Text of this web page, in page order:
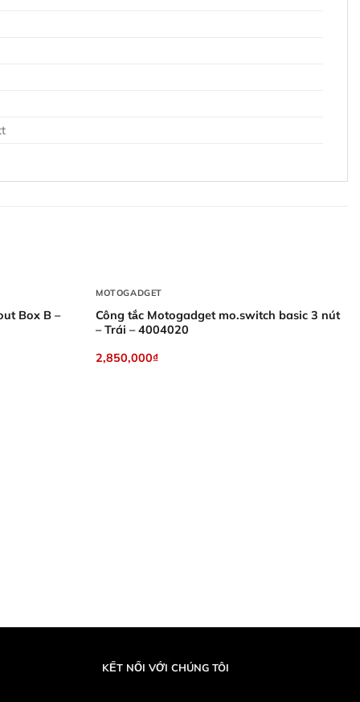
Box B –
MOTOGADGET
Công tắc Motogadget mo.switch basic 3 nút
– Trái – 4004020
2,850,000₫
KẾT NỐI VỚI CHÚNG TÔI